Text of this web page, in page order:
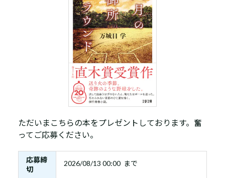
ただいまこちらの本をプレゼントしております。奮
ってご応募ください。
応募締
切
2026/08/13 00:00 まで